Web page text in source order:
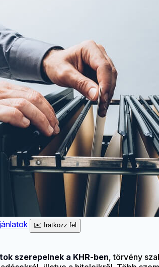
✉️ Iratkozz fel
szerepelnek a KHR-ben, törvény